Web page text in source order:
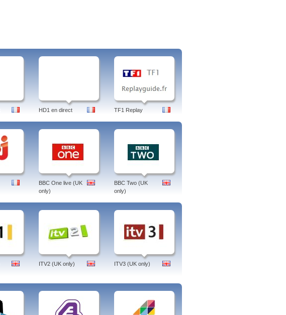
HD1 en direct TF1 Replay
BBC One live (UK
only)
BBC Two (UK
only)
ITV2 (UK only) ITV3 (UK only)